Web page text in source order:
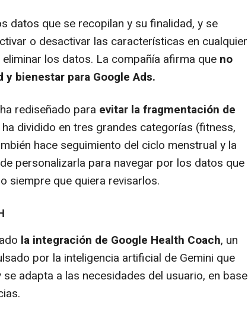
datos que se recopilan y su finalidad, y se
o desactivar las características en cualquier
los datos. La compañía afirma que no
bienestar para Google Ads.
rediseñado para evitar la fragmentación de
ha dividido en tres grandes categorías (fitness,
hace seguimiento del ciclo menstrual y la
personalizarla para navegar por los datos que
siempre que quiera revisarlos.
la integración de Google Health Coach, un
por la inteligencia artificial de Gemini que
adapta a las necesidades del usuario, en base